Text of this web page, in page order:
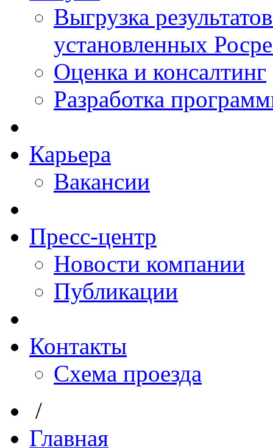
Выгрузка
установленных
Оценка и консалтинг
Разработка
Карьера
Вакансии
Пресс-центр
Новости компании
Публикации
Контакты
Схема проезда
/
Главная